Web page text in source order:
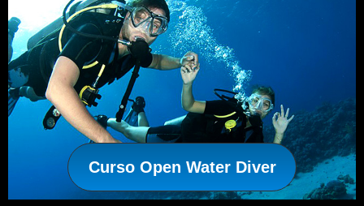
Curso Open Water Diver